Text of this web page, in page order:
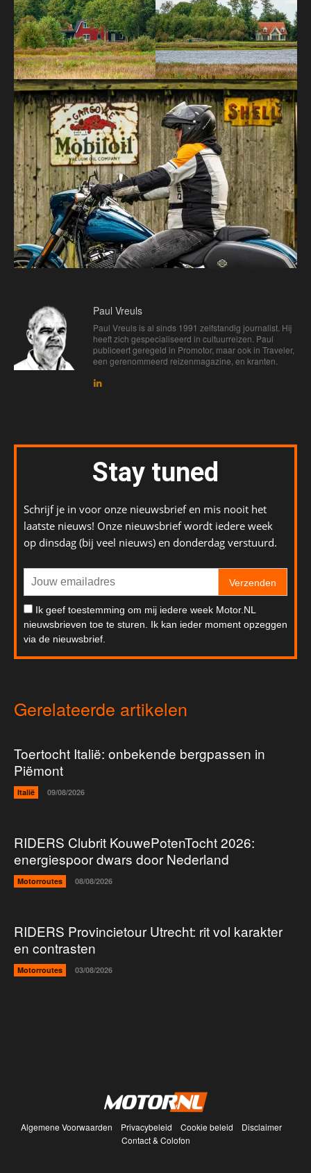
Paul Vreuls
Paul Vreuls is al sinds 1991 zelfstandig journalist. Hij
heeft zich gespecialiseerd in cultuurreizen. Paul
publiceert geregeld in Promotor, maar ook in Traveler,
een gerenommeerd reizenmagazine, en kranten.
Stay tuned
Schrijf je in voor onze nieuwsbrief en mis nooit het
laatste nieuws! Onze nieuwsbrief wordt iedere week
op dinsdag (bij veel nieuws) en donderdag verstuurd.
Verzenden
Ik geef toestemming om mij iedere week Motor.NL
nieuwsbrieven toe te sturen. Ik kan ieder moment opzeggen
via de nieuwsbrief.
Gerelateerde artikelen
Toertocht Italië: onbekende bergpassen in
Piëmont
Italië 09/08/2026
RIDERS Clubrit KouwePotenTocht 2026:
energiespoor dwars door Nederland
Motorroutes 08/08/2026
RIDERS Provincietour Utrecht: rit vol karakter
en contrasten
Motorroutes 03/08/2026
Algemene Voorwaarden Privacybeleid Cookie beleid
Disclaimer
Contact & Colofon